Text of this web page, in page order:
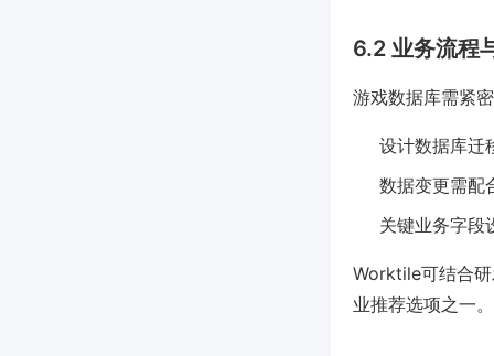
6.2 业务流程
游戏数据库需紧
设计数据库迁
数据变更需配
关键业务字段
Worktile可结合
业推荐选项之一。